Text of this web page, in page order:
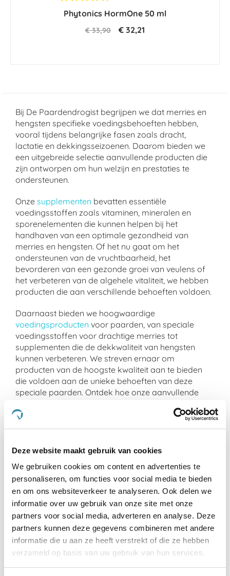
Deze website maakt gebruik van cookies
We gebruiken cookies om content en advertenties te
personaliseren, om functies voor social media te bieden
en om ons websiteverkeer te analyseren. Ook delen we
informatie over uw gebruik van onze site met onze
partners voor social media, adverteren en analyse. Deze
partners kunnen deze gegevens combineren met andere
informatie die u aan ze heeft verstrekt of die ze hebben
verzameld op basis van uw gebruik van hun services.
rating
Phytonics HormOne 50 ml
€ 33,90 € 32,21
Bij De Paardendrogist begrijpen we dat merries en
hengsten specifieke voedingsbehoeften hebben,
vooral tijdens belangrijke fasen zoals dracht,
lactatie en dekkingsseizoenen. Daarom bieden we
een uitgebreide selectie aanvullende producten die
zijn ontworpen om hun welzijn en prestaties te
ondersteunen.
Onze supplementen bevatten essentiële
voedingsstoffen zoals vitaminen, mineralen en
sporenelementen die kunnen helpen bij het
handhaven van een optimale gezondheid van
merries en hengsten. Of het nu gaat om het
ondersteunen van de vruchtbaarheid, het
bevorderen van een gezonde groei van veulens of
het verbeteren van de algehele vitaliteit, we hebben
producten die aan verschillende behoeften voldoen.
Daarnaast bieden we hoogwaardige
voedingsproducten voor paarden, van speciale
voedingsstoffen voor drachtige merries tot
supplementen die de dekkwaliteit van hengsten
kunnen verbeteren. We streven ernaar om
producten van de hoogste kwaliteit aan te bieden
die voldoen aan de unieke behoeften van deze
speciale paarden. Ontdek hoe onze aanvullende
vruchtbaarheid en prestaties van merries en
hengsten.
Welke supplementen zijn geschikt voor
drachtige merries?
Voor drachtige merries zijn supplementen met extra
vitaminen en mineralen essentieel om de
gezondheid van zowel de merrie als het ongeboren
veulen te ondersteunen. Kies voor supplementen die
specifiek zijn samengesteld voor drachtige paarden.
Hoe kan ik de vruchtbaarheid van mijn
hengst verbeteren?